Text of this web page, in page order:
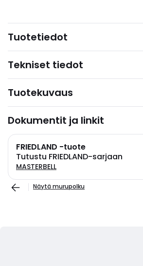
Tuotetiedot
Tekniset tiedot
Tuotekuvaus
Dokumentit ja linkit
FRIEDLAND -tuote
Tutustu FRIEDLAND-sarjaan
MASTERBELL
Näytä murupolku